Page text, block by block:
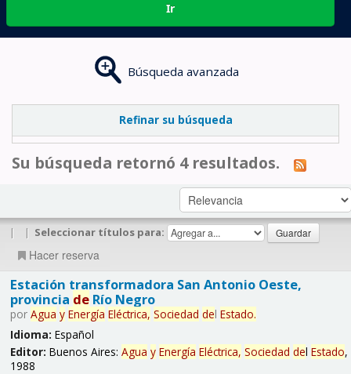
Ir
Búsqueda avanzada
Refinar su búsqueda
Su búsqueda retornó 4 resultados.
| | Seleccionar títulos para:
Hacer reserva
Estación transformadora San Antonio Oeste,
provincia deRío Negro
por Agua y Energía Eléctrica, Sociedad del Estado.
Idioma: Español
Editor: Buenos Aires: Agua y Energía Eléctrica, Sociedad del Estado,
1988